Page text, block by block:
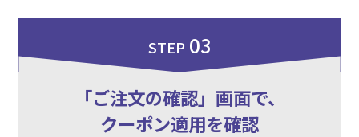
STEP 03
「ご注文の確認」画面で、
クーポン適用を確認